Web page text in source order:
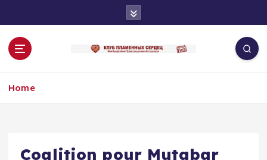
o
Home
Coalition pour Mutabar